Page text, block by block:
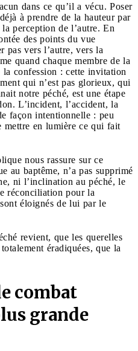
dans ce qu’il a vécu. Poser
à prendre de la hauteur par
perception de l’autre. En
des points du vue
pas vers l’autre, vers la
quand chaque membre de la
confession : cette invitation
qui n’est pas glorieux, qui
notre péché, est une étape
L’incident, l’accident, la
façon intentionnelle : peu
mettre en lumière ce qui fait
nous rassure sur ce
au baptême, n’a pas supprimé
ni l’inclination au péché, le
réconciliation pour la
éloignés de lui par le
revient, que les querelles
éradiquées, que la
combat
grande